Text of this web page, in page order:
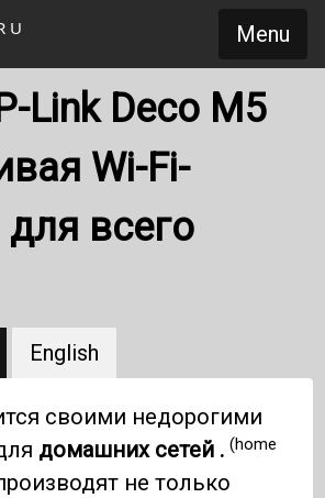
Menu
Link Deco M5
Wi-Fi-
всего
English
своими недорогими
домашних сетей .(home
не только